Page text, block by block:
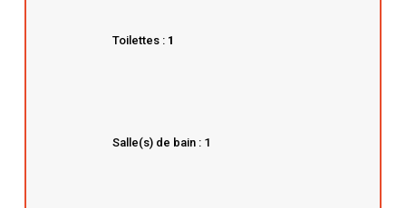
Toilettes : 1
Salle(s) de bain : 1